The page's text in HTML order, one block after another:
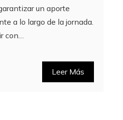
un aporte
a lo largo de la jornada.
con…
Leer Más